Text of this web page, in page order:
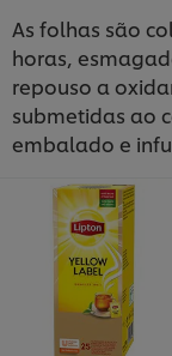
As folhas são
horas,
repouso a
submetidas ao
embalado e